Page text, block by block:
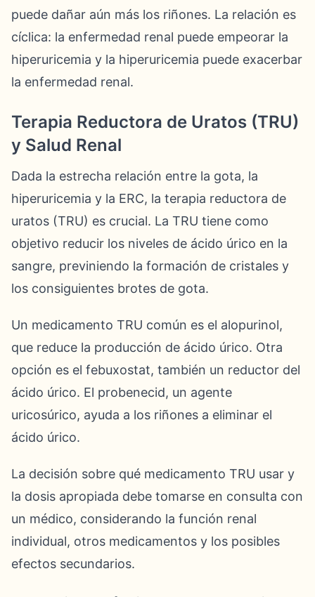
puede dañar aún más los riñones. La relación es
cíclica: la enfermedad renal puede empeorar la
hiperuricemia y la hiperuricemia puede exacerbar
la enfermedad renal.
Terapia Reductora de Uratos (TRU)
y Salud Renal
Dada la estrecha relación entre la gota, la
hiperuricemia y la ERC, la terapia reductora de
uratos (TRU) es crucial. La TRU tiene como
objetivo reducir los niveles de ácido úrico en la
sangre, previniendo la formación de cristales y
los consiguientes brotes de gota.
Un medicamento TRU común es el alopurinol,
que reduce la producción de ácido úrico. Otra
opción es el febuxostat, también un reductor del
ácido úrico. El probenecid, un agente
uricosúrico, ayuda a los riñones a eliminar el
ácido úrico.
La decisión sobre qué medicamento TRU usar y
la dosis apropiada debe tomarse en consulta con
un médico, considerando la función renal
individual, otros medicamentos y los posibles
efectos secundarios.